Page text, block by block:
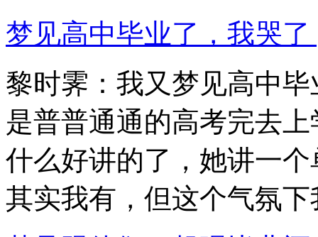
梦见高中毕业了，我哭
黎时霁：我又梦见高中
是普普通通的高考完去
什么好讲的了，她讲一
其实我有，但这个气氛下